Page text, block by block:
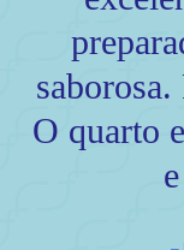
O quarto